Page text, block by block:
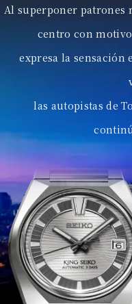
Al superponer patrones
centro con
expresa la
las autopistas de